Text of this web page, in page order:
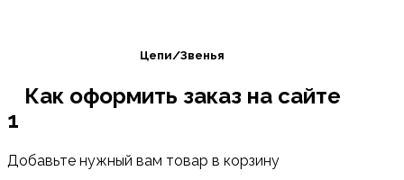
Цепи/Звенья
Как оформить заказ на сайте
1
Добавьте нужный вам товар в корзину